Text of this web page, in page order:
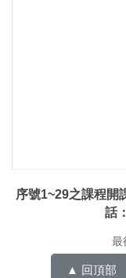
序號1~29之課程開
話
最
▲ 回頂部